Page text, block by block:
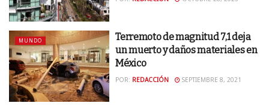
MUNDO
Terremoto de magnitud 7,1 deja
un muerto y daños materiales en
México
POR: REDACCIÓN SEPTIEMBRE 8, 2021